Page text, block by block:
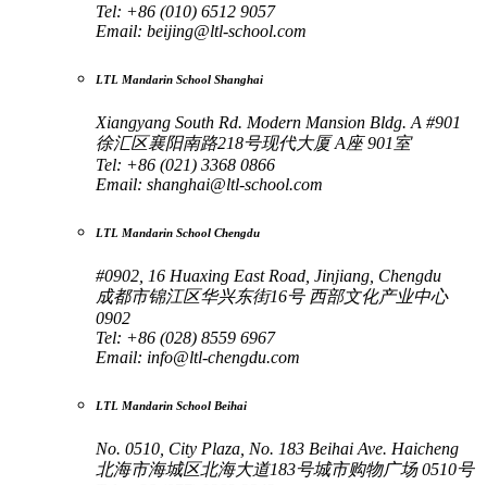
Tel: +86 (010) 6512 9057
Email: beijing@ltl-school.com
LTL Mandarin School Shanghai
Xiangyang South Rd. Modern Mansion Bldg. A #901
徐汇区襄阳南路218号现代大厦 A座 901室
Tel: +86 (021) 3368 0866
Email: shanghai@ltl-school.com
LTL Mandarin School Chengdu
#0902, 16 Huaxing East Road, Jinjiang, Chengdu
成都市锦江区华兴东街16号 西部文化产业中心
0902
Tel: +86 (028) 8559 6967
Email: info@ltl-chengdu.com
LTL Mandarin School Beihai
No. 0510, City Plaza, No. 183 Beihai Ave. Haicheng
北海市海城区北海大道183号城市购物广场 0510号